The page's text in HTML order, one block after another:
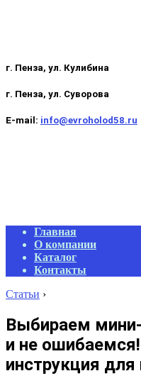
г. Пенза, ул. Кулибина
г. Пенза, ул. Суворова
E-mail: info@evroholod58.ru
Primary
Navigation
Menu
Главная
О компании
Каталог
Контакты
Статьи ›
Выбираем
и не
инструкция для